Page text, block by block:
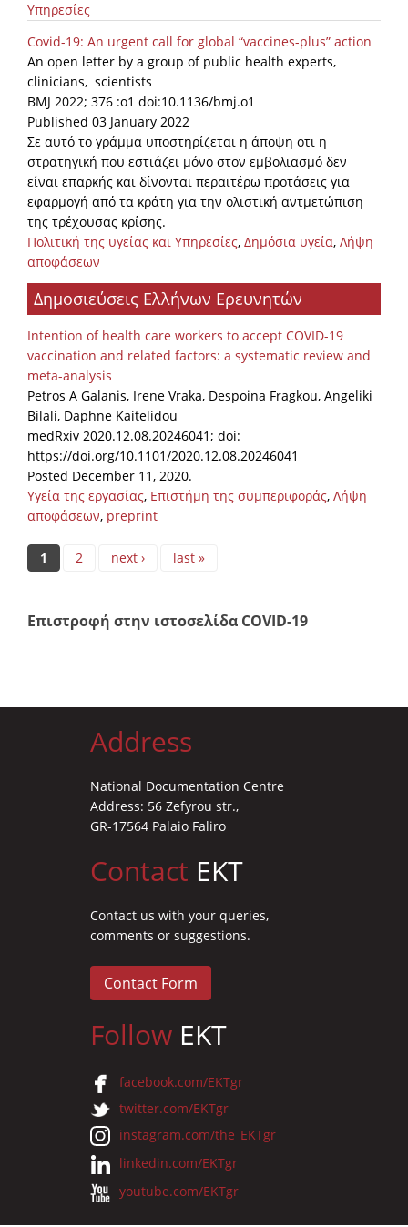
Υπηρεσίες
Covid-19: An urgent call for global “vaccines-plus” action
An open letter by a group of public health experts,
clinicians, scientists
BMJ 2022; 376 :o1 doi:10.1136/bmj.o1
Published 03 January 2022
Σε αυτό το γράμμα υποστηρίζεται η άποψη οτι η
στρατηγική που εστιάζει μόνο στον εμβολιασμό δεν
είναι επαρκής και δίνονται περαιτέρω προτάσεις για
εφαρμογή από τα κράτη για την ολιστική αντμετώπιση
της τρέχουσας κρίσης.
Πολιτική της υγείας και Υπηρεσίες, Δημόσια υγεία, Λήψη
αποφάσεων
Δημοσιεύσεις Ελλήνων Ερευνητών
Intention of health care workers to accept COVID-19
vaccination and related factors: a systematic review and
meta-analysis
Petros A Galanis, Irene Vraka, Despoina Fragkou, Angeliki
Bilali, Daphne Kaitelidou
medRxiv 2020.12.08.20246041; doi:
https://doi.org/10.1101/2020.12.08.20246041
Posted December 11, 2020.
Υγεία της εργασίας, Επιστήμη της συμπεριφοράς, Λήψη
αποφάσεων, preprint
Pages
1 2 next › last »
Επιστροφή στην ιστοσελίδα COVID-19
Address
National Documentation Centre
Address: 56 Zefyrou str.,
GR-17564 Palaio Faliro
Contact EKT
Contact us with your queries,
comments or suggestions.
Contact Form
Follow EKT
facebook.com/EKTgr
twitter.com/EKTgr
instagram.com/the_EKTgr
linkedin.com/EKTgr
youtube.com/EKTgr